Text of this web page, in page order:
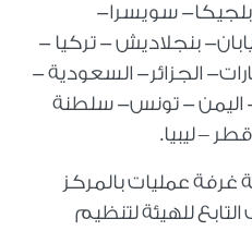
بلجيكا- سويسرا-
بنجلاديش - تركيا -
الجزائر- السعودية -
اليمن - تونس- سلطنة
– ليبيا.
غرفة عمليات بالمركز
للهيئة لتنظيم